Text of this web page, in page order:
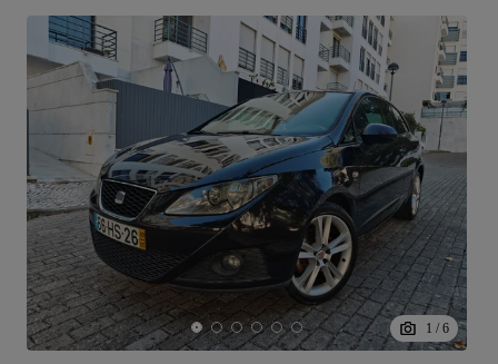
1 / 6